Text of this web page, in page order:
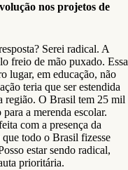
nos projetos de
Serei radical. A
freio de mão puxado. Essa
lugar, em educação, não
teria que ser estendida
região. O Brasil tem 25 mil
a merenda escolar.
com a presença da
todo o Brasil fizesse
estar sendo radical,
prioritária.